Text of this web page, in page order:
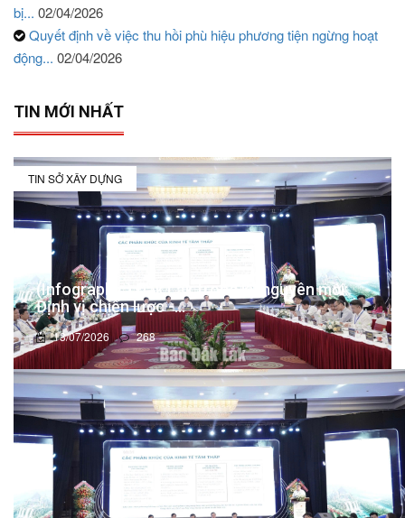
bị... 02/04/2026
Quyết định về việc thu hồi phù hiệu phương tiện ngừng hoạt
động... 02/04/2026
TIN MỚI NHẤT
TIN SỞ XÂY DỰNG
(Infographic) Đắk Lắk trong kỷ nguyên mới:
Định vị chiến lược -...
13/07/2026 268